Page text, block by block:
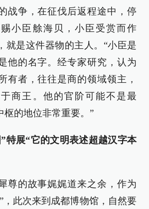
战争，在征伐后返程途中，停
小臣艅海贝，小臣受赏而作
就是这件器物的主人。“小臣是
他的名字。经专家研究，认为
有者，往往是商的领域领主，
商王。他的官阶可能不是最
枢的地位非常重要。”
特展“它的文明表述超越汉字本
尊的故事娓娓道来之余，作为
，此次来到成都博物馆，自然要